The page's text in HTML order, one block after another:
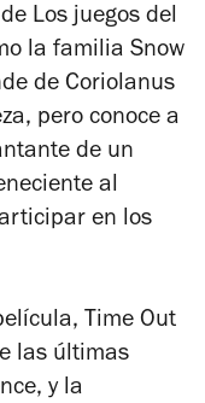
Los juegos del
la familia Snow
de Coriolanus
pero conoce a
de un
al
en los
Time Out
las últimas
y la